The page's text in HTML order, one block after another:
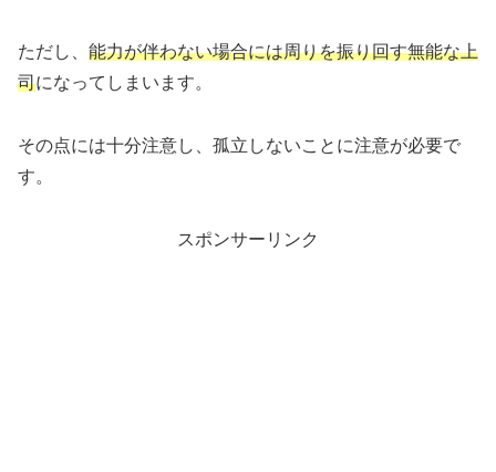
ただし、 能力が伴わない場合には周りを振り回す無能な上
司になってしまいます。
その点には十分注意し、孤立しないことに注意が必要で
す。
スポンサーリンク